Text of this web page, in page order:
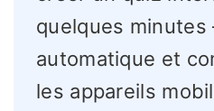
quelques minutes
automatique et
les appareils